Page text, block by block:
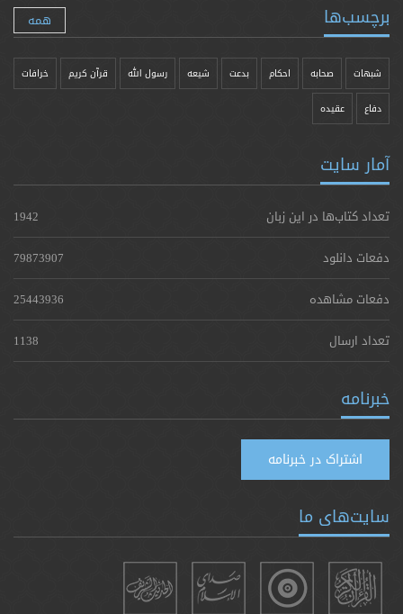
برچسب‌ها همه
شبهات صحابه احکام بدعت شیعه رسول الله قرآن کریم خرافات
دفاع عقیده
آمار سایت
تعداد کتاب‌ها در این زبان
1942
دفعات دانلود
79873907
دفعات مشاهده
25443936
تعداد ارسال
1138
خبرنامه
اشتراک در خبرنامه
سایت‌های ما